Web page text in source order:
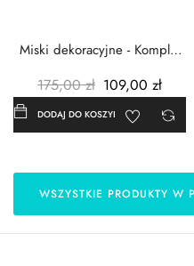
Miski dekoracyjne - Komplet
175,00 zł 109,00 zł
DODAJ DO KOSZYKA
WSZYSTKIE PRODUKTY W